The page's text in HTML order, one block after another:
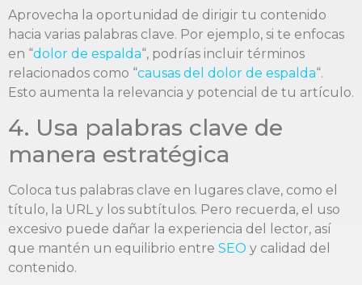
Aprovecha la oportunidad de dirigir tu contenido
hacia varias palabras clave. Por ejemplo, si te enfocas
en “dolor de espalda“, podrías incluir términos
relacionados como “causas del dolor de espalda“.
Esto aumenta la relevancia y potencial de tu artículo.
4. Usa palabras clave de
manera estratégica
Coloca tus palabras clave en lugares clave, como el
título, la URL y los subtítulos. Pero recuerda, el uso
excesivo puede dañar la experiencia del lector, así
que mantén un equilibrio entre SEO y calidad del
contenido.